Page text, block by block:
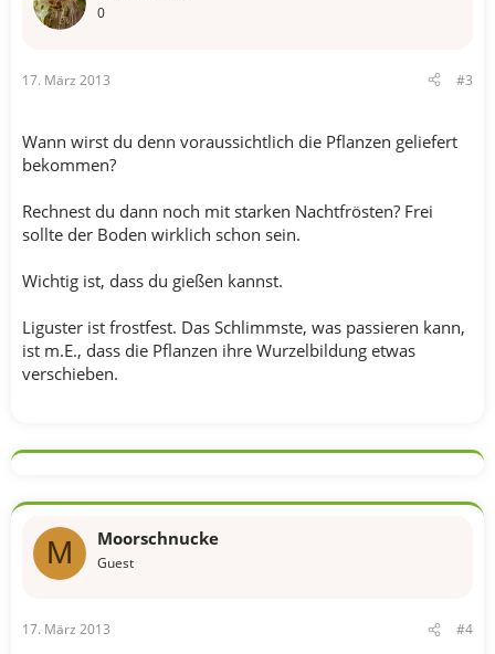
0
17. März 2013 #3
Wann wirst du denn voraussichtlich die Pflanzen geliefert
bekommen?
Rechnest du dann noch mit starken Nachtfrösten? Frei
sollte der Boden wirklich schon sein.
Wichtig ist, dass du gießen kannst.
Liguster ist frostfest. Das Schlimmste, was passieren kann,
ist m.E., dass die Pflanzen ihre Wurzelbildung etwas
verschieben.
M Moorschnucke
Guest
17. März 2013 #4